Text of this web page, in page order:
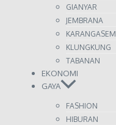
GIANYAR
JEMBRANA
KARANGASEM
KLUNGKUNG
TABANAN
EKONOMI
GAYA
FASHION
HIBURAN